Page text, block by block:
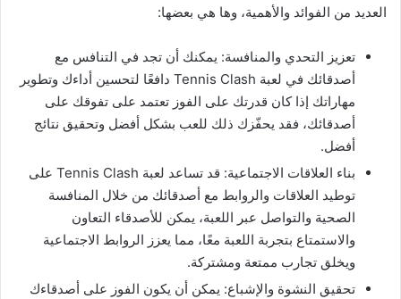
العديد من الفوائد والأهمية، وها هي بعضها:
تعزيز التحدي والمنافسة: يمكنك أن تجد في التنافس مع
أصدقائك في لعبة Tennis Clash دافعًا لتحسين أداءك وتطوير
مهاراتك إذا كان قدرتك على الفوز تعتمد على تفوقك على
أصدقائك، فقد يحفّزك ذلك للعب بشكل أفضل وتحقيق نتائج
أفضل.
بناء العلاقات الاجتماعية: قد تساعد لعبة Tennis Clash على
توطيد العلاقات والروابط مع أصدقائك من خلال المنافسة
الصحية والتواصل عبر اللعبة، يمكن للأصدقاء التعاون
والاستمتاع بتجربة اللعبة معًا، مما يعزز الروابط الاجتماعية
ويخلق تجارب ممتعة ومشتركة.
تحقيق النشوة والإشباع: يمكن أن يكون الفوز على أصدقاءك